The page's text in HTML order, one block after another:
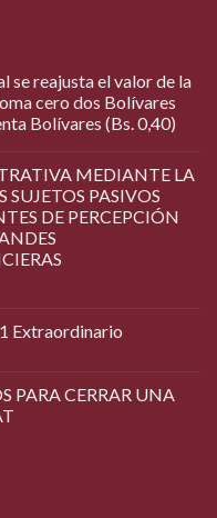
se reajusta el valor de la
cero dos Bolívares
Bolívares (Bs. 0,40)
MEDIANTE LA
SUJETOS PASIVOS
DE PERCEPCIÓN
Extraordinario
PARA CERRAR UNA